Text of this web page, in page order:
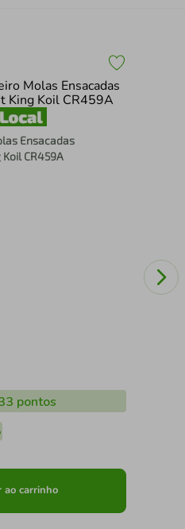
Ensacadas
CR459A
pontos
ao carrinho